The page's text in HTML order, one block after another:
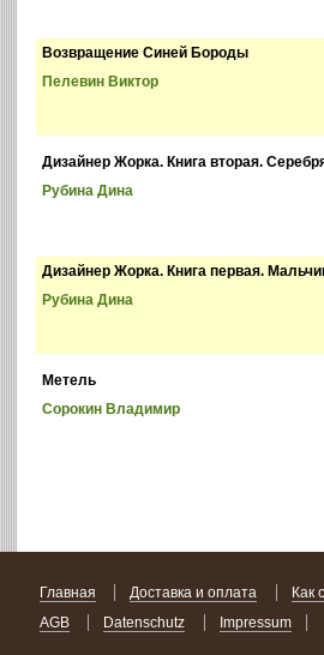
Возвращение Синей Бороды
Пелевин Виктор
Дизайнер Жорка. Книга вторая.
Рубина Дина
Дизайнер Жорка. Книга первая.
Рубина Дина
Метель
Сорокин Владимир
Главная Доставка и оплата
Как
AGB
Datenschutz Impressum